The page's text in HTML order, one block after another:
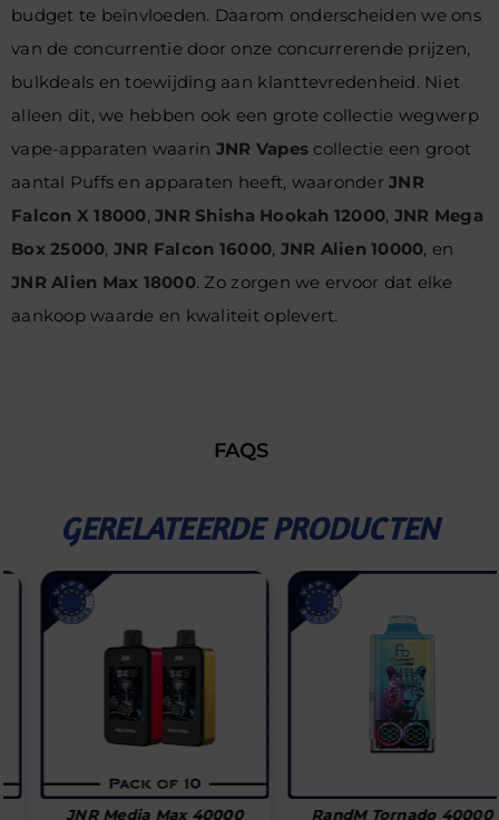
budget te beïnvloeden. Daarom onderscheiden we ons
van de concurrentie door onze concurrerende prijzen,
bulkdeals en toewijding aan klanttevredenheid. Niet
alleen dit, we hebben ook een grote collectie wegwerp
vape-apparaten waarin JNR Vapes collectie een groot
aantal Puffs en apparaten heeft, waaronderJNR
Falcon X 18000,JNR Shisha Hookah 12000, JNR Mega
Box 25000, JNR Falcon 16000, JNR Alien 10000, en
JNR Alien Max 18000. Zo zorgen we ervoor dat elke
aankoop waarde en kwaliteit oplevert.
FAQS
GERELATEERDE PRODUCTEN
JNR Media Max 40000
RandM Tornado 40000